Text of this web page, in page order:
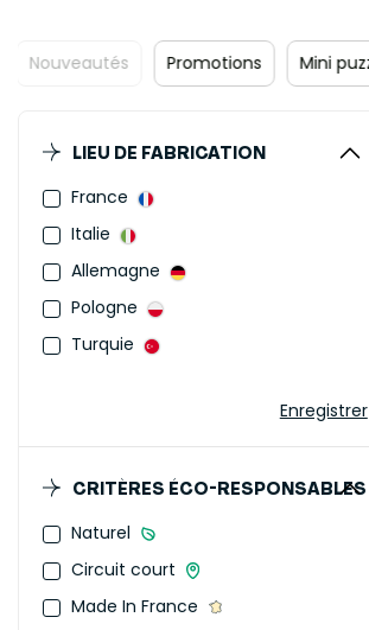
Promotions Mini puzzles (99 pièces)
LIEU DE FABRICATION
France
Italie
Allemagne
Pologne
Turquie
Enregistrer
CRITÈRES ÉCO-RESPONSABLES
Naturel
Circuit court
Made In France